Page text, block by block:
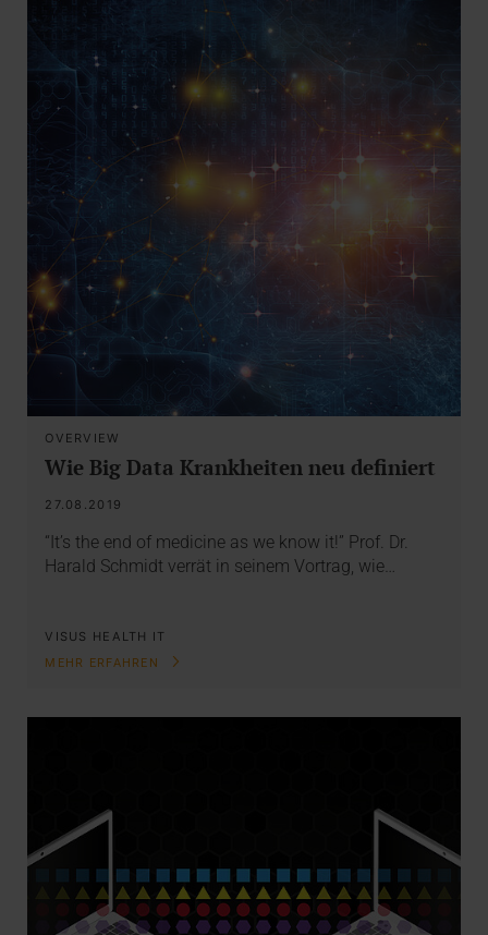
OVERVIEW
Wie Big Data Krankheiten neu definiert
27.08.2019
“It’s the end of medicine as we know it!” Prof. Dr.
Harald Schmidt verrät in seinem Vortrag, wie…
VISUS HEALTH IT
MEHR ERFAHREN